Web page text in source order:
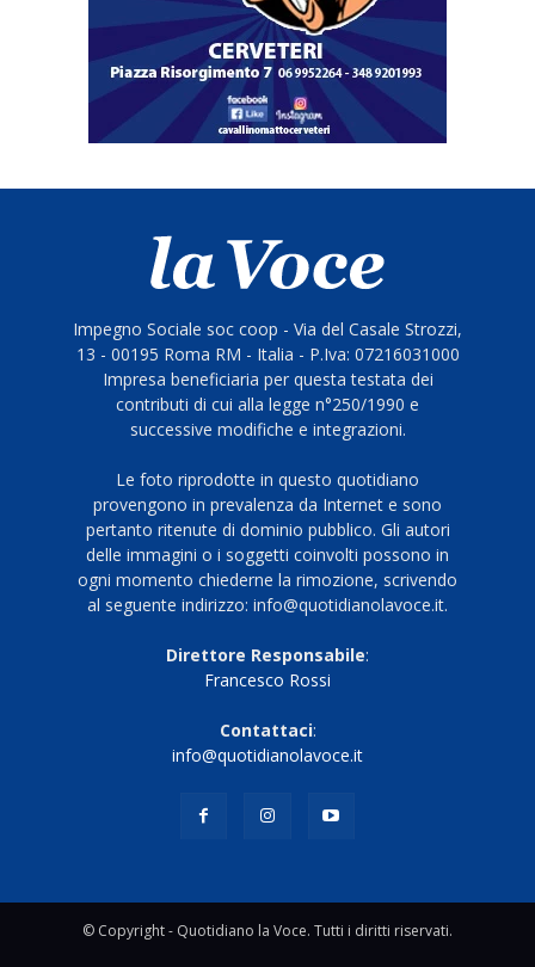
Impegno Sociale soc coop - Via del Casale Strozzi,
13 - 00195 Roma RM - Italia - P.Iva: 07216031000
Impresa beneficiaria per questa testata dei
contributi di cui alla legge n°250/1990 e
successive modifiche e integrazioni.
Le foto riprodotte in questo quotidiano
provengono in prevalenza da Internet e sono
pertanto ritenute di dominio pubblico. Gli autori
delle immagini o i soggetti coinvolti possono in
ogni momento chiederne la rimozione, scrivendo
al seguente indirizzo: info@quotidianolavoce.it.
Direttore Responsabile:
Francesco Rossi
Contattaci:
info@quotidianolavoce.it
© Copyright - Quotidiano la Voce. Tutti i diritti riservati.